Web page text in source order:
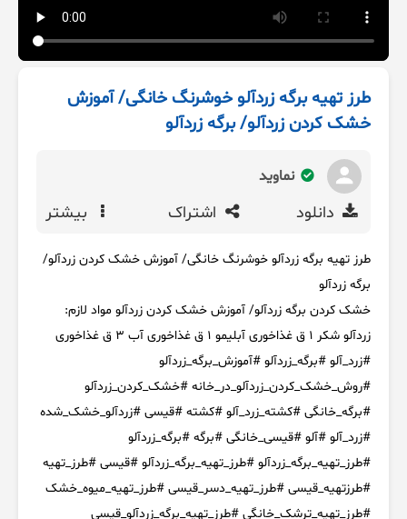
طرز تهیه برگه زردآلو خوشرنگ خانگی/ آموزش
خشک کردن زردآلو/ برگه زردآلو
نماوید
دانلود اشتراک بیشتر
طرز تهیه برگه زردآلو خوشرنگ خانگی/ آموزش خشک کردن زردآلو/
برگه زردآلو
خشک کردن برگه زردآلو/ آموزش خشک کردن زردآلو مواد لازم:
زردآلو شکر ۱ ق غذاخوری آبلیمو ۱ ق غذاخوری آب ۳ ق غذاخوری
#زرد_آلو #برگه_زردآلو #آموزش_برگه_زردآلو
#روش_خشک_کردن_زردآلو_در_خانه #خشک_کردن_زردآلو
#برگه_خانگی #کشته_زرد_آلو #کشته #قیسی #زردآلو_خشک_شده
#زرد_آلو #آلو #قیسی_خانگی #برگه #برگه_زردآلو
#طرز_تهيه_برگه_زردآلو #طرز_تهیه_برگه_زردآلو #قیسی #طرز_تهیه
#طرزتهيه_قيسى #طرز_تهیه_دسر_قیسی #طرز_تهیه_میوه_خشک
#طرز_تهیه_ترشک_خانگی #طرز_تهیه_برگه_زردآلو_قیسی